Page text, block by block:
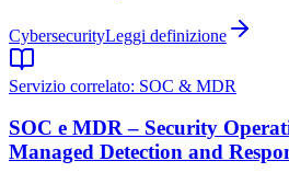
CybersecurityLeggi definizione
Servizio correlato: SOC & MDR
SOC e MDR – Security
Managed Detection and